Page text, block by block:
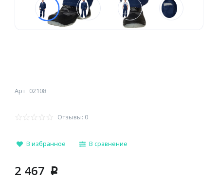
Арт 02108
Отзывы: 0
В избранное В сравнение
2 467 p